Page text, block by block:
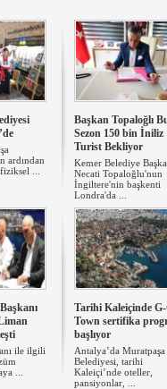
ardından
...
Başkan Topaloğlı
Sezon 150 bin İniliz
Turist Bekliyor
Kemer Belediye
Necati Topaloğlu'nun
İngiltere'nin başkenti
Londra'da ...
ile ilgili
...
Tarihi Kaleiçinde
Town sertifika
başlıyor
Antalya’da Muratpaşa
Belediyesi, tarihi
Kaleiçi’nde oteller,
pansiyonlar, ...